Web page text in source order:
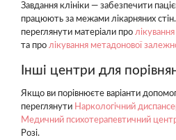
Завдання клініки — забезпечити
працюють за межами лікарняних
переглянути матеріали про
та про лікування метадонової
Інші центри для
Якщо ви порівнюєте варіанти
переглянути Наркологічний
Медичний психотерапевтичний
Розі.